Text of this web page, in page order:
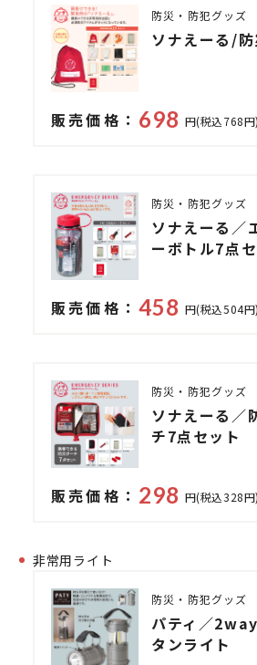
防災・防犯グッズ
ソナえーる/
販売価格： 698 円(税込768円)
防災・防犯グッズ
ソナえーる／
ーボトル7点
販売価格： 458 円(税込504円)
防災・防犯グッズ
ソナえーる／
チ7点セット
販売価格： 298 円(税込328円)
非常用ライト
防災・防犯グッズ
パティ／
タンライト